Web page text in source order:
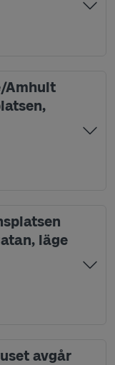
Amhult
läge
avgår